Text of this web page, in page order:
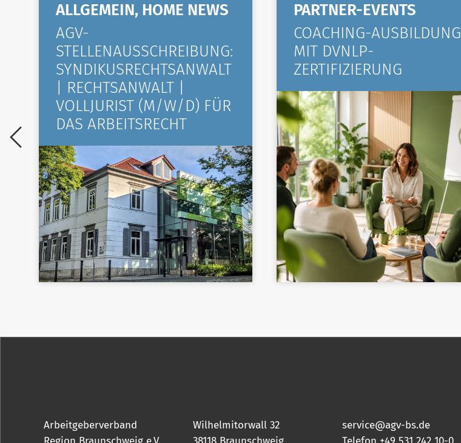
ALLGEMEIN, HOME NEWS
AGV-
STELLENAUSSCHREIBUNG:
SYNDIKUSRECHTSANWALT
| RECHTSANWALT |
VOLLJURIST (M/W/D) FÜR
DAS ARBEITSRECHT
PARTNER-EVENTS
COACHING-AUSBILDUNG
MIT DVNLP-
ZERTIFIZIERUNG
Arbeitgeberverband
Wilhelmitorwall 32
service@agv-bs.de